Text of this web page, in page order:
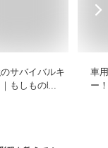
サバイバルキ
もしもの時の
車
ー